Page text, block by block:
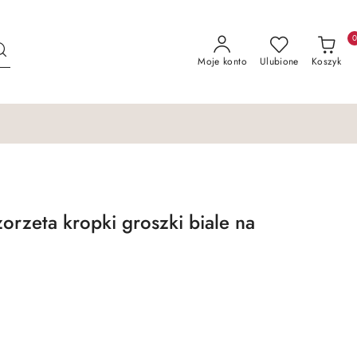
Moje konto Ulubione Koszyk
0
kropki groszki biale na